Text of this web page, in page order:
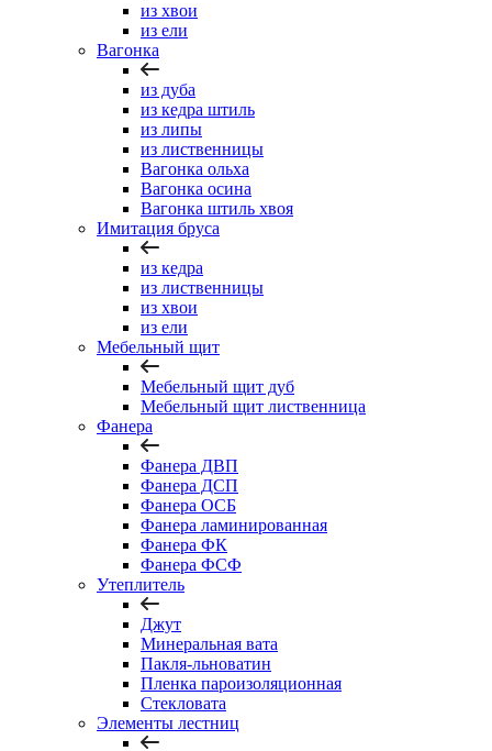
из хвои
из ели
Вагонка
из дуба
из кедра штиль
из липы
из лиственницы
Вагонка ольха
Вагонка осина
Вагонка штиль хвоя
Имитация бруса
из кедра
из лиственницы
из хвои
из ели
Мебельный щит
Мебельный щит дуб
Мебельный щит лиственница
Фанера
Фанера ДВП
Фанера ДСП
Фанера ОСБ
Фанера ламинированная
Фанера ФК
Фанера ФСФ
Утеплитель
Джут
Минеральная вата
Пакля-льноватин
Пленка пароизоляционная
Стекловата
Элементы лестниц